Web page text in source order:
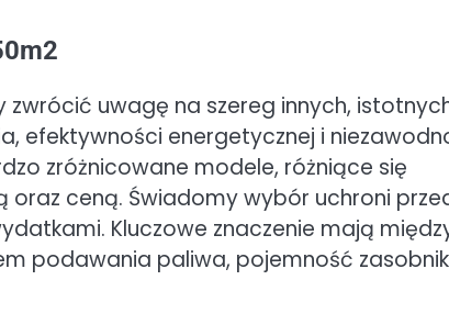
uwagę na szereg innych,
efektywności energetycznej i
zróżnicowane modele, różniące się
ceną. Świadomy wybór uchroni
Kluczowe znaczenie mają
podawania paliwa, pojemność